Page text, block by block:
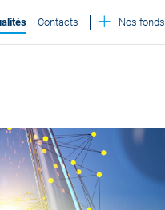
Contacts Nos fonds